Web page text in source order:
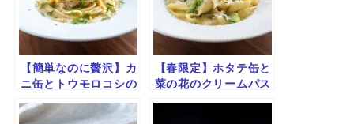
【簡単なのに贅沢】カ
ニ缶とトウモロコシの
クリームパスタ｜旨み
と甘みの絶品ソース
【春限定】ホタテ缶と
菜の花のクリームパス
タ｜ほろ苦＆コク旨の